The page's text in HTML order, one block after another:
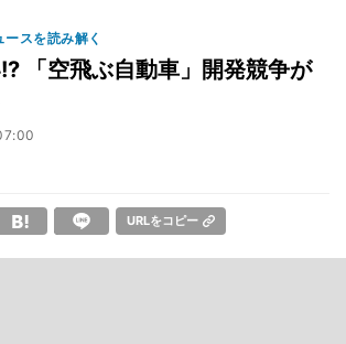
ースを読み解く
「空飛ぶ自動車」開発競争が
URLをコピー